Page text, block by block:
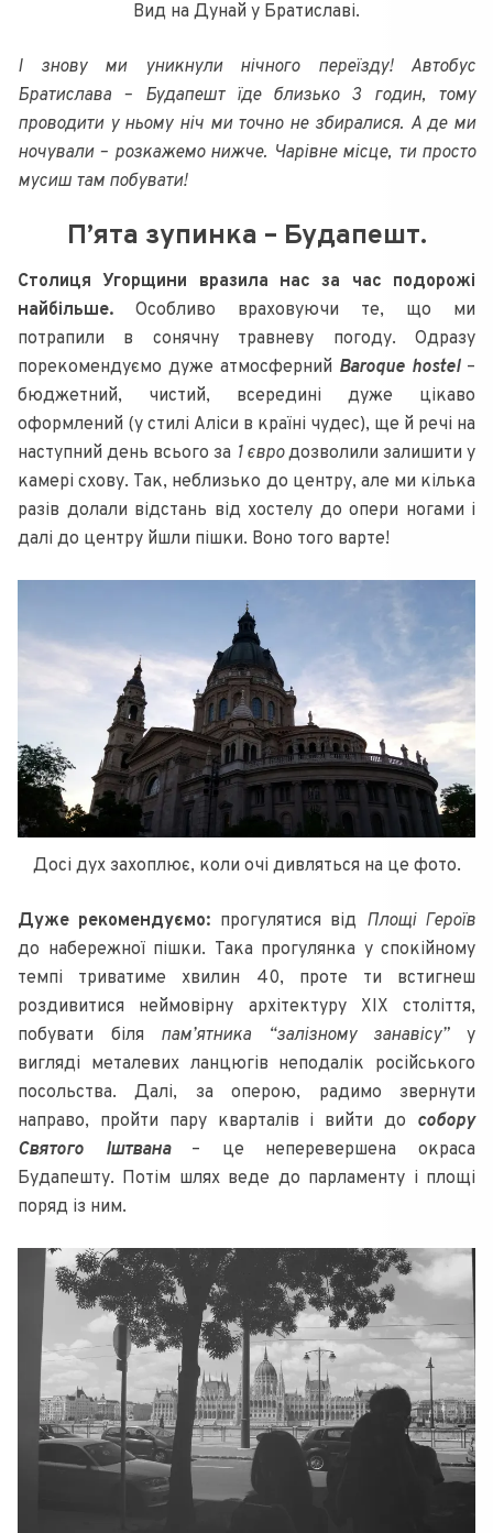
Вид на Дунай у Братиславі.
І знову ми уникнули нічного переїзду! Автобус
Братислава – Будапешт їде близько 3 годин, тому
проводити у ньому ніч ми точно не збиралися. А де ми
ночували – розкажемо нижче. Чарівне місце, ти просто
мусиш там побувати!
П’ята зупинка – Будапешт.
Столиця Угорщини вразила нас за час подорожі
найбільше. Особливо враховуючи те, що ми
потрапили в сонячну травневу погоду. Одразу
порекомендуємо дуже атмосферний Baroque hostel–
бюджетний, чистий, всередині дуже цікаво
оформлений (у стилі Аліси в країні чудес), ще й речі на
наступний день всього за 1 євродозволили залишити у
камері схову. Так, неблизько до центру, але ми кілька
разів долали відстань від хостелу до опери ногами і
далі до центру йшли пішки. Воно того варте!
Досі дух захоплює, коли очі дивляться на це фото.
Дуже рекомендуємо: прогулятися від Площі Героїв
до набережної пішки. Така прогулянка у спокійному
темпі триватиме хвилин 40, проте ти встигнеш
роздивитися неймовірну архітектуру ХІХ століття,
побувати біля пам’ятника “залізному занавісу”у
вигляді металевих ланцюгів неподалік російського
посольства. Далі, за оперою, радимо звернути
направо, пройти пару кварталів і вийти до собору
Святого Іштвана– це неперевершена окраса
Будапешту. Потім шлях веде до парламенту і площі
поряд із ним.